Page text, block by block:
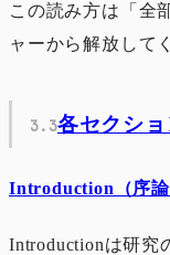
この読み方は「全
ャーから解放して
各セクシ
Introduction（序
Introductionは研究